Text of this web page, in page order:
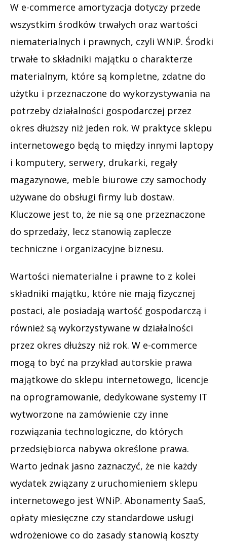
W e-commerce amortyzacja dotyczy przede
wszystkim środków trwałych oraz wartości
niematerialnych i prawnych, czyli WNiP. Środki
trwałe to składniki majątku o charakterze
materialnym, które są kompletne, zdatne do
użytku i przeznaczone do wykorzystywania na
potrzeby działalności gospodarczej przez
okres dłuższy niż jeden rok. W praktyce sklepu
internetowego będą to między innymi laptopy
i komputery, serwery, drukarki, regały
magazynowe, meble biurowe czy samochody
używane do obsługi firmy lub dostaw.
Kluczowe jest to, że nie są one przeznaczone
do sprzedaży, lecz stanowią zaplecze
techniczne i organizacyjne biznesu.
Wartości niematerialne i prawne to z kolei
składniki majątku, które nie mają fizycznej
postaci, ale posiadają wartość gospodarczą i
również są wykorzystywane w działalności
przez okres dłuższy niż rok. W e-commerce
mogą to być na przykład autorskie prawa
majątkowe do sklepu internetowego, licencje
na oprogramowanie, dedykowane systemy IT
wytworzone na zamówienie czy inne
rozwiązania technologiczne, do których
przedsiębiorca nabywa określone prawa.
Warto jednak jasno zaznaczyć, że nie każdy
wydatek związany z uruchomieniem sklepu
internetowego jest WNiP. Abonamenty SaaS,
opłaty miesięczne czy standardowe usługi
wdrożeniowe co do zasady stanowią koszty